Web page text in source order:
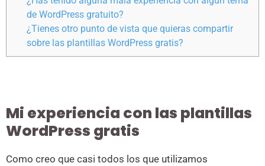
de WordPress gratuito?
¿Tienes otro punto de vista que quieras compartir
sobre las plantillas WordPress gratis?
Mi experiencia con las plantillas
WordPress gratis
Como creo que casi todos los que utilizamos